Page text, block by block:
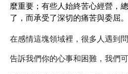
麼重要；有些人始終苦心經營，
了，而承受了深切的痛苦與委屈。
在感情這塊領域裡，很多人遇到
告訴我們你的心事和困難，我們